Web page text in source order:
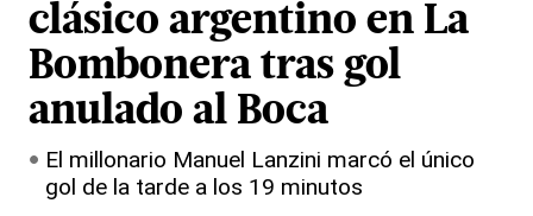
clásico argentino en La
Bombonera tras gol
anulado al Boca
El millonario Manuel Lanzini marcó el único
gol de la tarde a los 19 minutos